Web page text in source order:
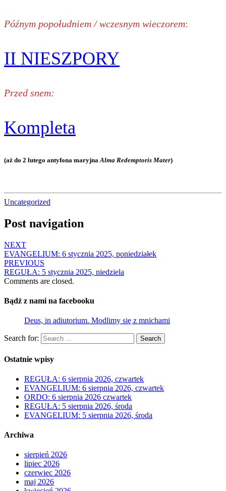
Późnym popołudniem / wczesnym wieczorem:
II NIESZPORY
Przed snem:
Kompleta
(aż do 2 lutego antyfona maryjna Alma Redemptoris Mater)
Uncategorized
Post navigation
NEXT
EVANGELIUM: 6 stycznia 2025, poniedziałek
PREVIOUS
REGUŁA: 5 stycznia 2025, niedziela
Comments are closed.
Bądź z nami na facebooku
Deus, in adiutorium. Modlimy się z mnichami
Search for: Search
Ostatnie wpisy
REGUŁA: 6 sierpnia 2026, czwartek
EVANGELIUM: 6 sierpnia 2026, czwartek
ORDO: 6 sierpnia 2026 czwartek
REGUŁA: 5 sierpnia 2026, środa
EVANGELIUM: 5 sierpnia 2026, środa
Archiwa
sierpień 2026
lipiec 2026
czerwiec 2026
maj 2026